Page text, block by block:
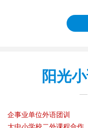
阳光
企事业单位外语团训